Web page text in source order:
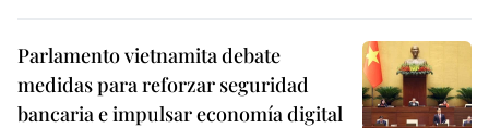
Parlamento vietnamita debate
medidas para reforzar seguridad
bancaria e impulsar economía digital